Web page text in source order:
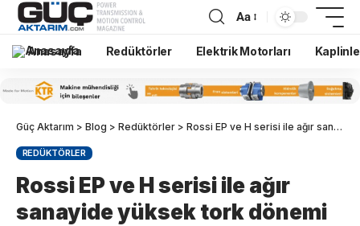
Aa
Anasayfa Redüktörler Elektrik Motorları
Güç Aktarım > Blog > Redüktörler > Rossi EP ve H serisi ile ağır sanayide yüksek tork dönemi
REDÜKTÖRLER
Rossi EP ve H serisi ile ağır
sanayide yüksek tork dönemi